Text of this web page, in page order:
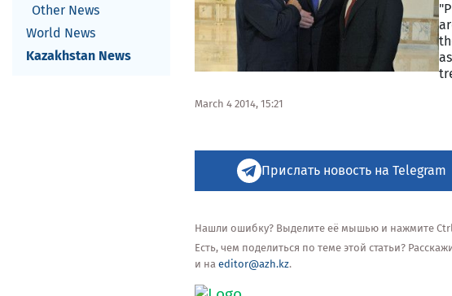
Other News
World News
Kazakhstan News
March 4 2014, 15:21
Прислать новость на Telegram
Нашли ошибку? Выделите её мышью и нажмите Ctrl
Есть, чем поделиться по теме этой статьи?
и на editor@azh.kz.